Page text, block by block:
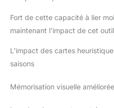
Fort de cette capacité à lier
maintenant l’impact de cet
L’impact des cartes
saisons
Mémorisation visuelle améliorée